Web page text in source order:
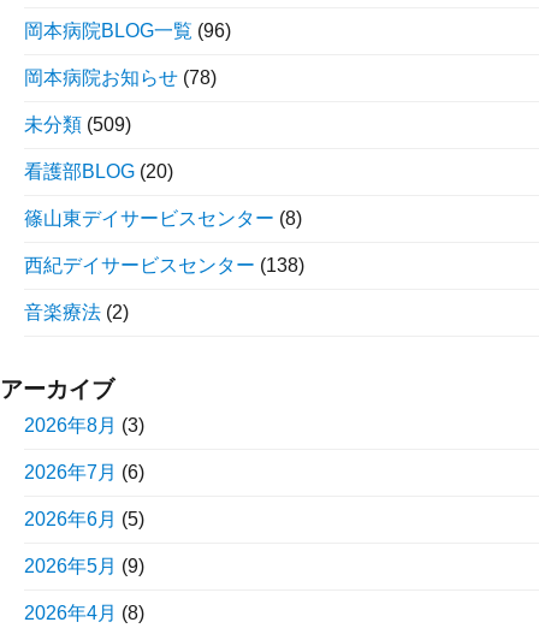
岡本病院BLOG一覧 (96)
岡本病院お知らせ (78)
未分類 (509)
看護部BLOG (20)
篠山東デイサービスセンター (8)
西紀デイサービスセンター (138)
音楽療法 (2)
アーカイブ
2026年8月 (3)
2026年7月 (6)
2026年6月 (5)
2026年5月 (9)
2026年4月 (8)